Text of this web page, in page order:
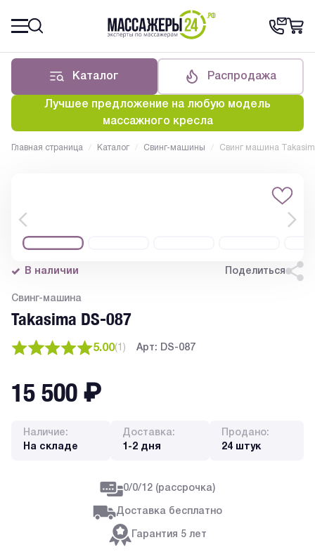
Каталог Распродажа
Лучшее предложение на любую модель
массажного кресла
Главная страница / Каталог / Свинг-машины / Свинг машина
В наличии Поделиться
Свинг-машина
Takasima DS-087
5.00(1 ) Арт: DS-087
15 500 ₽
Наличие:
На складе
Доставка:
1-2 дня
Продано:
24 штук
0/0/12 (рассрочка)
Доставка бесплатно
Гарантия 5 лет